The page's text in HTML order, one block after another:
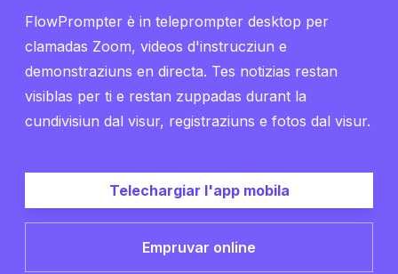
FlowPrompter è in teleprompter desktop per
clamadas Zoom, videos d'instrucziun e
demonstraziuns en directa. Tes notizias restan
visiblas per ti e restan zuppadas durant la
cundivisiun dal visur, registraziuns e fotos dal visur.
Telechargiar l'app mobila
Empruvar online